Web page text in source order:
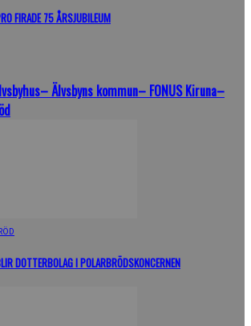
FIRADE 75 ÅRSJUBILEUM
– Älvsbyns kommun– FONUS Kiruna–
DOTTERBOLAG I POLARBRÖDSKONCERNEN